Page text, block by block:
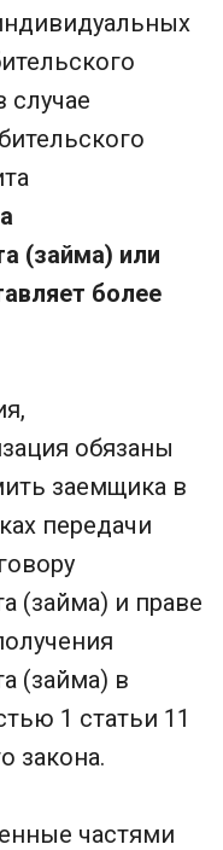
случае
(займа) или
более
обязаны
заемщика в
передачи
(займа) и праве
(займа) в
1 статьи 11
закона.
частями